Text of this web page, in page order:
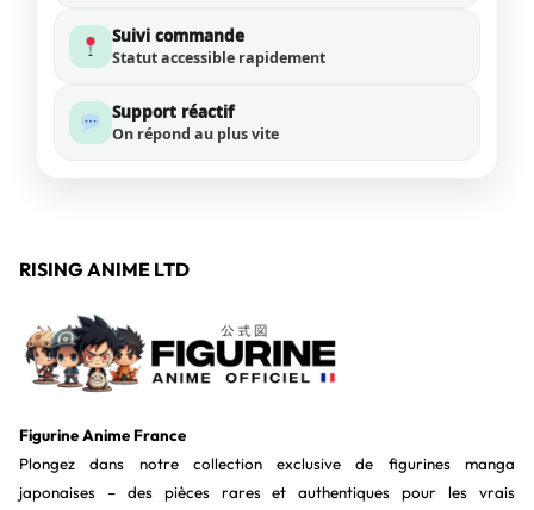
Suivi commande
Statut accessible rapidement
Support réactif
On répond au plus vite
RISING ANIME LTD
Figurine Anime France
Plongez dans notre collection exclusive de figurines manga
japonaises – des pièces rares et authentiques pour les vrais